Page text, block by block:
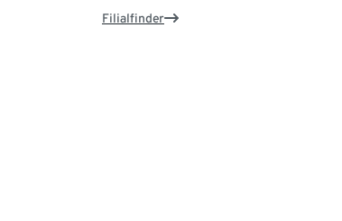
Filialfinder